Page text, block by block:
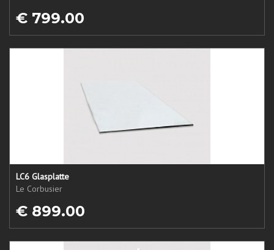
€ 799.00
LC6 Glasplatte
Le Corbusier
€ 899.00